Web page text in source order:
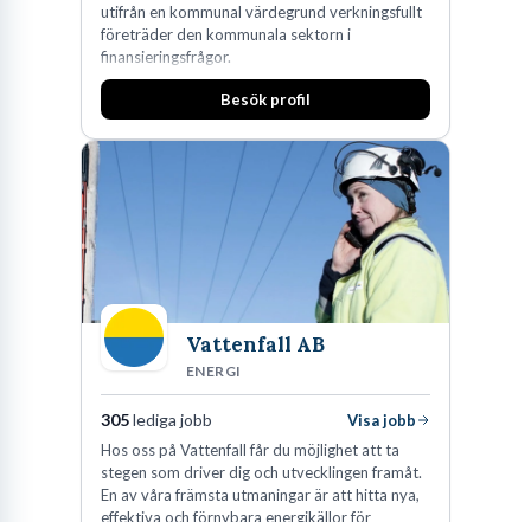
utifrån en kommunal värdegrund verkningsfullt
företräder den kommunala sektorn i
finansieringsfrågor.
Besök profil
Vattenfall AB
ENERGI
305lediga jobb
Visa jobb
Hos oss på Vattenfall får du möjlighet att ta
stegen som driver dig och utvecklingen framåt.
En av våra främsta utmaningar är att hitta nya,
effektiva och förnybara energikällor för